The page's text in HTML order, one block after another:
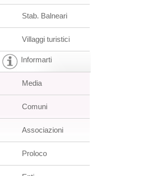
Stab. Balneari
Villaggi turistici
Informarti
Media
Comuni
Associazioni
Proloco